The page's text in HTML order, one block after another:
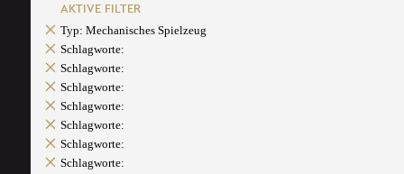
AKTIVE FILTER
Typ: Mechanisches Spielzeug
Schlagworte:
Schlagworte:
Schlagworte:
Schlagworte:
Schlagworte:
Schlagworte:
Schlagworte: